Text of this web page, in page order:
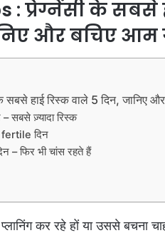
: प्रेग्नेंसी के सबसे
और बचिए आम
हाई रिस्क वाले 5 दिन, जानिए
सबसे ज़्यादा रिस्क
दिन
फिर भी चांस रहते हैं
कर रहे हों या उससे बचना